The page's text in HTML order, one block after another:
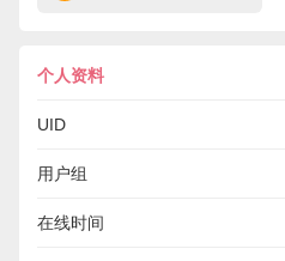
个人资料
UID
用户组
在线时间